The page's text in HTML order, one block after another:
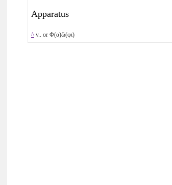
Apparatus
^ v.. or Φ(α)ῶ(φι)